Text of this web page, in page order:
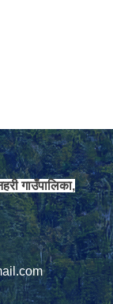
गाउँपालिका,